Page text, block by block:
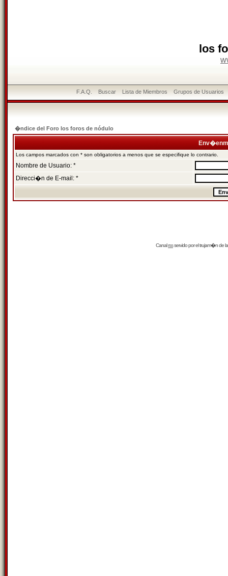
los
F.A.Q. Buscar Lista de Miembros Grupos de Usuarios
�ndice del Foro los foros de nódulo
Los campos marcados con * son obligatorios a menos que se especifique lo contrario.
Nombre de Usuario: *
Direcci�n de E-mail: *
Canalrssservido por eltrujam�nde